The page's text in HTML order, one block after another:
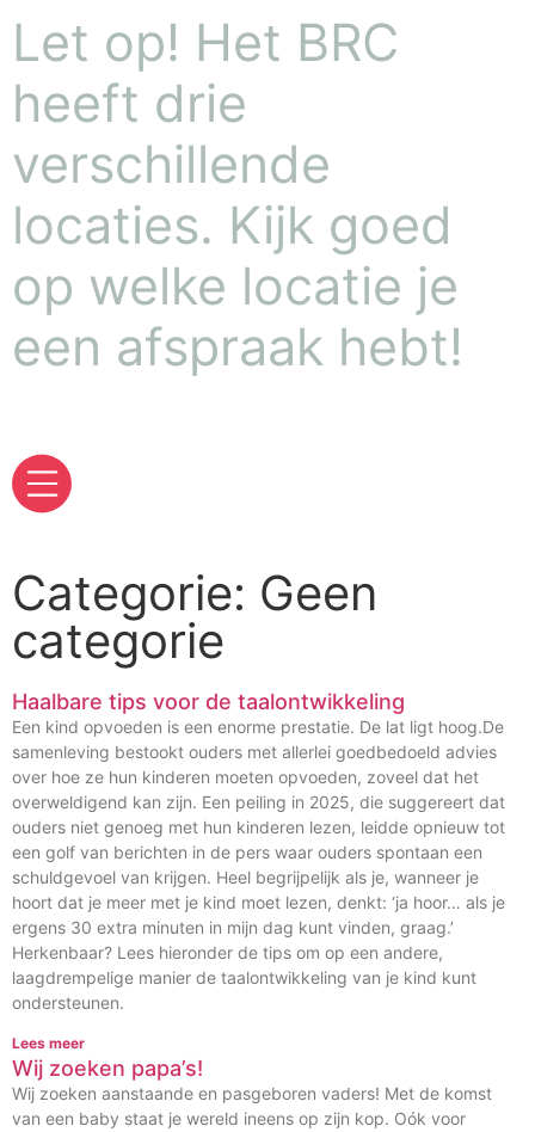
Let op! Het BRC
heeft drie
verschillende
locaties. Kijk goed
op welke locatie je
een afspraak hebt!
Categorie: Geen
categorie
Haalbare tips voor de taalontwikkeling
Een kind opvoeden is een enorme prestatie. De lat ligt hoog.De
samenleving bestookt ouders met allerlei goedbedoeld advies
over hoe ze hun kinderen moeten opvoeden, zoveel dat het
overweldigend kan zijn. Een peiling in 2025, die suggereert dat
ouders niet genoeg met hun kinderen lezen, leidde opnieuw tot
een golf van berichten in de pers waar ouders spontaan een
schuldgevoel van krijgen. Heel begrijpelijk als je, wanneer je
hoort dat je meer met je kind moet lezen, denkt: ‘ja hoor… als je
ergens 30 extra minuten in mijn dag kunt vinden, graag.’
Herkenbaar? Lees hieronder de tips om op een andere,
laagdrempelige manier de taalontwikkeling van je kind kunt
ondersteunen.
Lees meer
Wij zoeken papa’s!
Wij zoeken aanstaande en pasgeboren vaders! Met de komst
van een baby staat je wereld ineens op zijn kop. Oók voor